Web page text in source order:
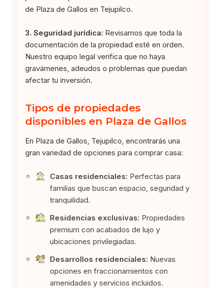
de Plaza de Gallos en Tejupilco.
3. Seguridad jurídica: Revisamos que toda la
documentación de la propiedad esté en orden.
Nuestro equipo legal verifica que no haya
gravámenes, adeudos o problemas que puedan
afectar tu inversión.
Tipos de propiedades
disponibles en Plaza de Gallos
En Plaza de Gallos, Tejupilco, encontrarás una
gran variedad de opciones para comprar casa:
Casas residenciales: Perfectas para
familias que buscan espacio, seguridad y
tranquilidad.
Residencias exclusivas: Propiedades
premium con acabados de lujo y
ubicaciones privilegiadas.
Desarrollos residenciales: Nuevas
opciones en fraccionamientos con
amenidades y servicios incluidos.